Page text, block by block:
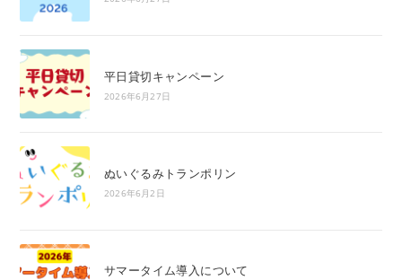
平日貸切キャンペーン
2026年6月27日
ぬいぐるみトランポリン
2026年6月2日
サマータイム導入について